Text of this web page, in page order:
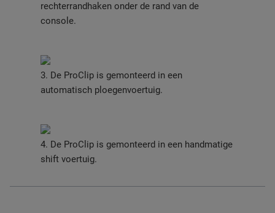
rechterrandhaken onder de rand van de
console.
3. De ProClip is gemonteerd in een
automatisch ploegenvoertuig.
4. De ProClip is gemonteerd in een handmatige
shift voertuig.